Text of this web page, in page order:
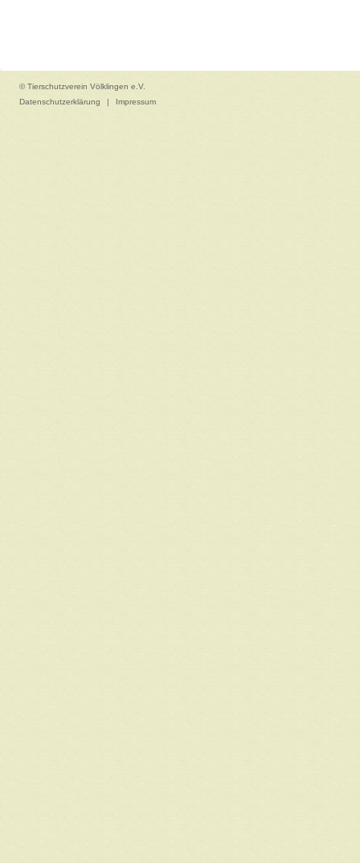
© Tierschutzverein Völklingen e.V.
Datenschutzerklärung
| Impressum